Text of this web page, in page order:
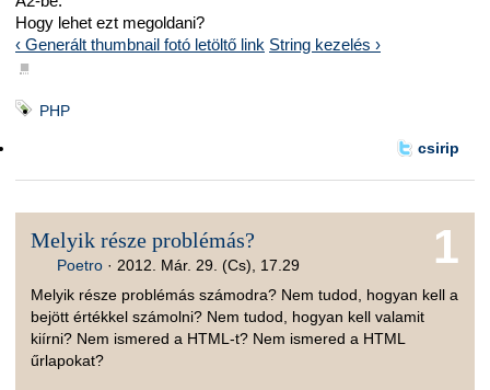
Hogy lehet ezt megoldani?
‹ Generált thumbnail fotó letöltő link String kezelés ›
■
PHP
csirip
1
Melyik része problémás?
Poetro · 2012. Már. 29. (Cs), 17.29
Melyik része problémás számodra? Nem tudod, hogyan kell a
bejött értékkel számolni? Nem tudod, hogyan kell valamit
kiírni? Nem ismered a HTML-t? Nem ismered a HTML
űrlapokat?